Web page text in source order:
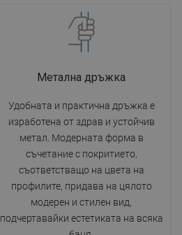
Метална дръжка
Удобната и практична дръжка е
изработена от здрав и устойчив
метал. Модерната форма в
съчетание с покритието,
съответстващо на цвета на
профилите, придава на цялото
модерен и стилен вид,
подчертавайки естетиката на всяка
ESTONIAN
LATVIAN
DANISH
SWEDISH
FINNISH
PORTUGUESE